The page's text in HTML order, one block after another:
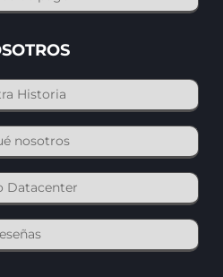
Historia
nosotros
Datacenter